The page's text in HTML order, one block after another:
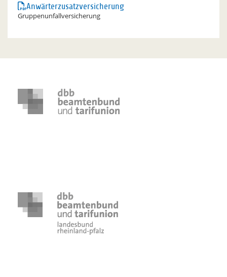
Anwärterzusatzversicherung
Gruppenunfallversicherung